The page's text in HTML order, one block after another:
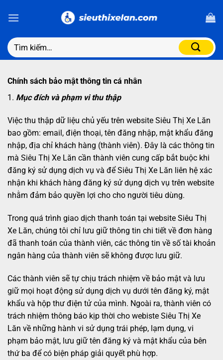
Chính sách bảo mật thông tin cá nhân
1. Mục đích và phạm vi thu thập
Việc thu thập dữ liệu chủ yếu trên website Siêu Thị Xe Lăn
bao gồm: email, điện thoại, tên đăng nhập, mật khẩu đăng
nhập, địa chỉ khách hàng (thành viên). Đây là các thông tin
mà Siêu Thị Xe Lăn cần thành viên cung cấp bắt buộc khi
đăng ký sử dụng dịch vụ và để Siêu Thị Xe Lăn liên hệ xác
nhận khi khách hàng đăng ký sử dụng dịch vụ trên website
nhằm đảm bảo quyền lợi cho cho người tiêu dùng.
Trong quá trình giao dịch thanh toán tại website Siêu Thị
Xe Lăn, chúng tôi chỉ lưu giữ thông tin chi tiết về đơn hàng
đã thanh toán của thành viên, các thông tin về số tài khoản
ngân hàng của thành viên sẽ không được lưu giữ.
Các thành viên sẽ tự chịu trách nhiệm về bảo mật và lưu
giữ mọi hoạt động sử dụng dịch vụ dưới tên đăng ký, mật
khẩu và hộp thư điện tử của mình. Ngoài ra, thành viên có
trách nhiệm thông báo kịp thời cho webiste Siêu Thị Xe
Lăn về những hành vi sử dụng trái phép, lạm dụng, vi
phạm bảo mật, lưu giữ tên đăng ký và mật khẩu của bên
thứ ba để có biện pháp giải quyết phù hợp.